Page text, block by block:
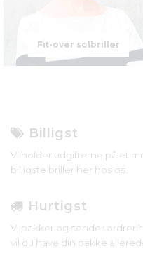
Fit-over solbriller
Billigst
Vi holder udgifterne på et
billigste briller her hos os.
Hurtigst
Vi pakker og sender ordrer
vil du have din pakke